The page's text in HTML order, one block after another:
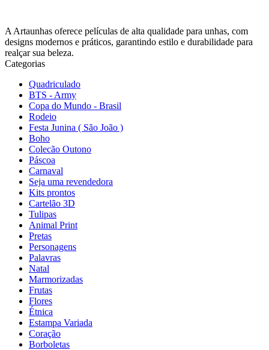
A Artaunhas oferece películas de alta qualidade para unhas, com
designs modernos e práticos, garantindo estilo e durabilidade para
realçar sua beleza.
Categorias
Quadriculado
BTS - Army
Copa do Mundo - Brasil
Rodeio
Festa Junina ( São João )
Boho
Colecão Outono
Páscoa
Carnaval
Seja uma revendedora
Kits prontos
Cartelão 3D
Tulipas
Animal Print
Pretas
Personagens
Palavras
Natal
Marmorizadas
Frutas
Flores
Étnica
Estampa Variada
Coração
Borboletas